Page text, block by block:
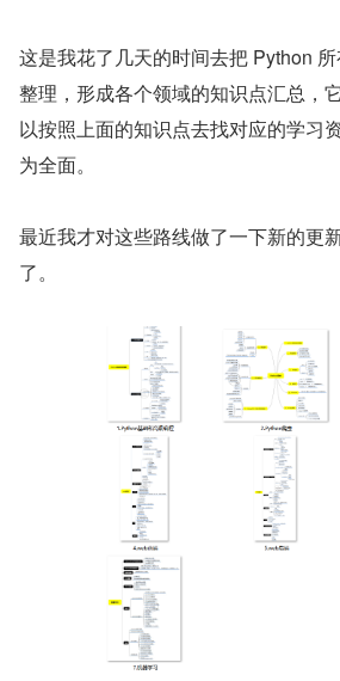
这是我花了几天的时间去把 Python
整理，形成各个领域的知识点汇总，
以按照上面的知识点去找对应的学习
为全面。
最近我才对这些路线做了一下新的更
了。